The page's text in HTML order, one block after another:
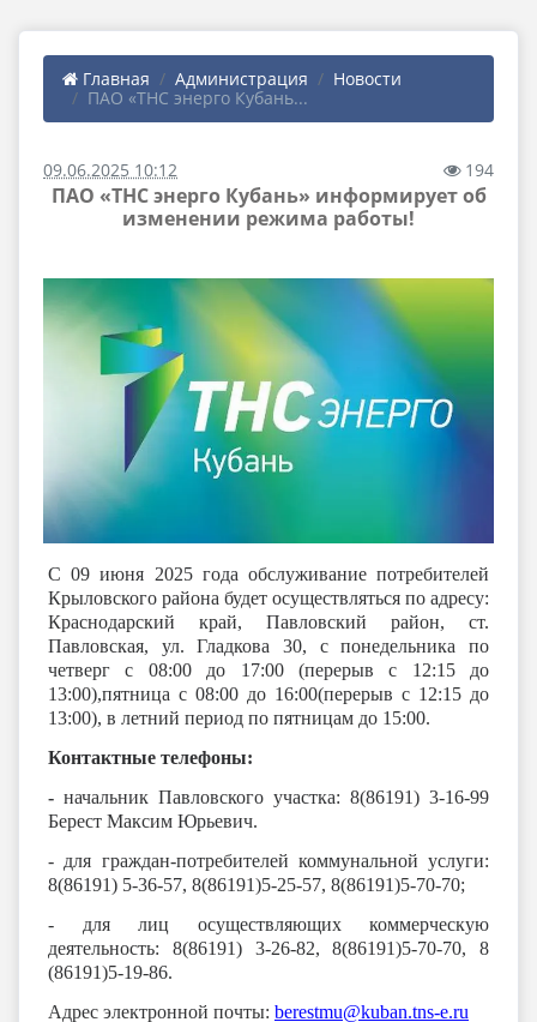
Главная Администрация
Новости
ПАО «ТНС энерго Кубань...
09.06.2025 10:12 194
ПАО «ТНС энерго Кубань» информирует об
изменении режима работы!
С 09 июня 2025 года обслуживание потребителей
Крыловского района будет осуществляться по адресу:
Краснодарский край, Павловский район, ст.
Павловская, ул. Гладкова 30, с понедельника по
четверг с 08:00 до 17:00 (перерыв с 12:15 до
13:00),пятница с 08:00 до 16:00(перерыв с 12:15 до
13:00), в летний период по пятницам до 15:00.
Контактные телефоны:
- начальник Павловского участка: 8(86191) 3-16-99
Берест Максим Юрьевич.
- для граждан-потребителей коммунальной услуги:
8(86191) 5-36-57, 8(86191)5-25-57, 8(86191)5-70-70;
- для лиц осуществляющих коммерческую
деятельность: 8(86191) 3-26-82, 8(86191)5-70-70, 8
(86191)5-19-86.
Адрес электронной почты: berestmu@kuban.tns-e.ru